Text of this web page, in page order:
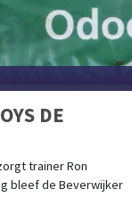
DE
trainer Ron
bleef de Beverwijker